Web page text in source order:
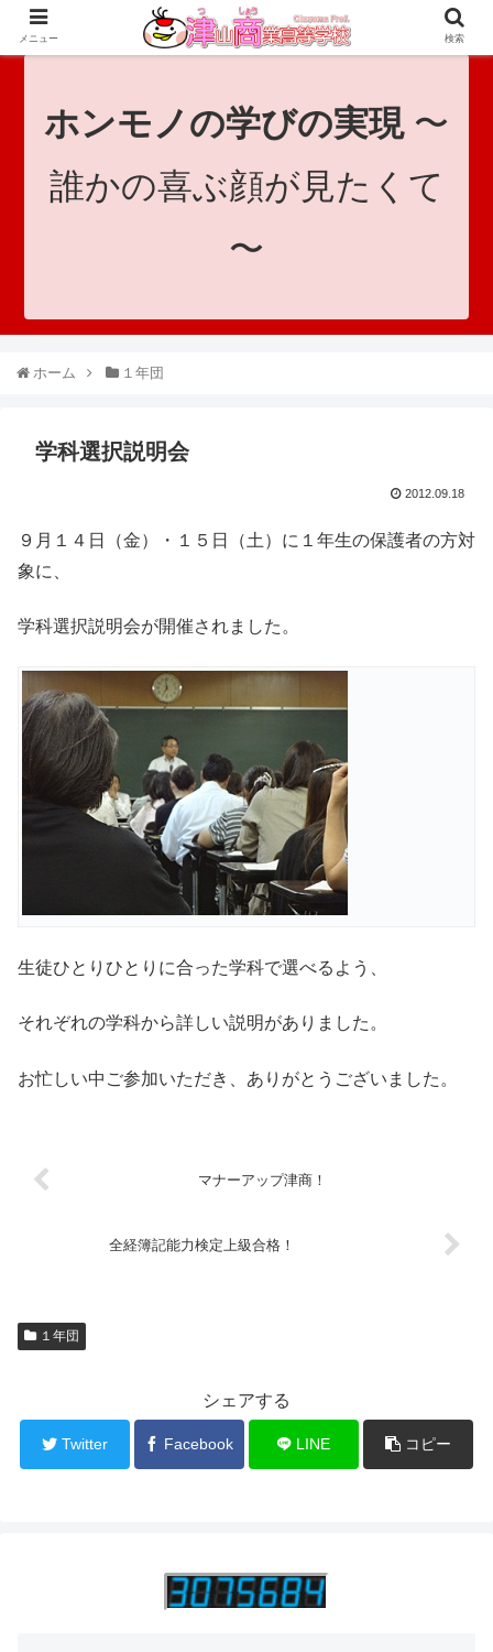
since 1921｜地域と共に未来へつなげ！｜Tsuyama Commercial High School
ホンモノの学びの実現〜
誰かの喜ぶ顔が見たくて
〜
ホーム １年団
学科選択説明会
2012.09.18
９月１４日（金）・１５日（土）に１年生の保護者の方対
象に、
学科選択説明会が開催されました。
生徒ひとりひとりに合った学科で選べるよう、
それぞれの学科から詳しい説明がありました。
お忙しい中ご参加いただき、ありがとうございました。
マナーアップ津商！
全経簿記能力検定上級合格！
１年団
シェアする
Twitter Facebook LINE コピー
メニュー 検索